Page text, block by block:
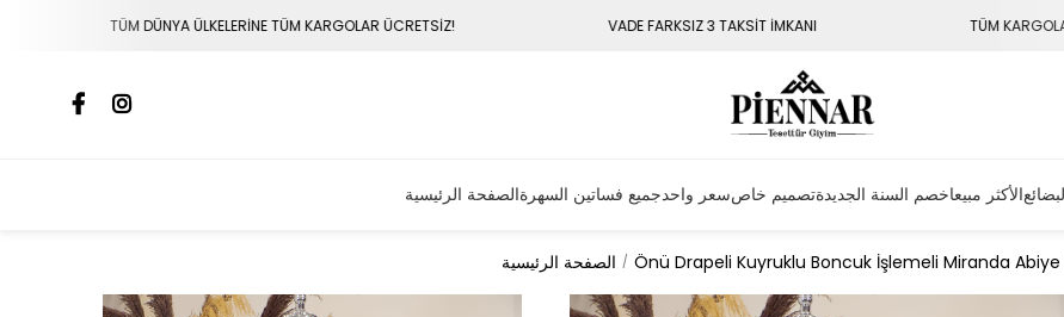
TÜM KARGOLAR ÜCRETSİZ! VADE FARKSIZ 3 TAKSİT İMKANI TÜM KARGOLAR 3 - 7 GÜN İÇERİSİNDE
الصفحة الرئيسيةجميع فساتين السهرةسعر واحدتصميم خاصخصم السنة الجديدةالأكثر مبيعا
الصفحة الرئيسية Önü Drapeli Kuyruklu Boncuk İşlemeli Miranda Abiye